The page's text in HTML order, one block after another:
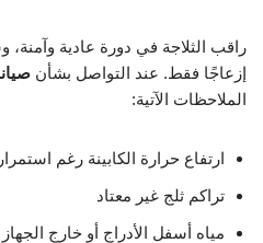
راقب الثلاجة في دورة عادية وآمنة،
إزعاجًا فقط. عند التواصل بشأن
الملاحظات الآتية:
ارتفاع حرارة الكابينة رغم
تراكم ثلج غير معتاد
مياه أسفل الأدراج أو خارج الجهاز